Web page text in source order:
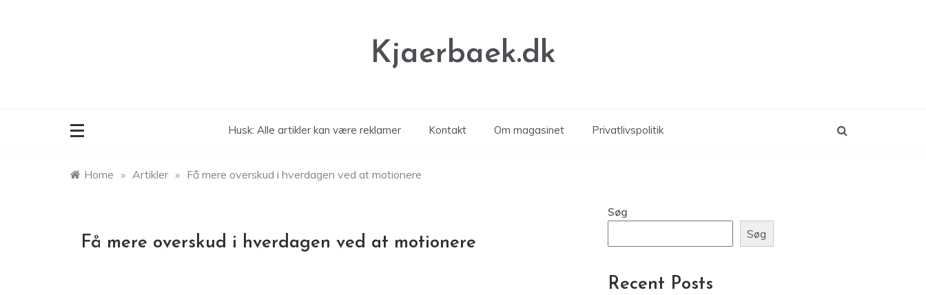
Kjaerbaek.dk
Husk: Alle artikler kan være reklamer Kontakt Om magasinet Privatlivspolitik
Home » Artikler » Få mere overskud i hverdagen ved at motionere
Få mere overskud i hverdagen ved at motionere
Søg
Søg
Recent Posts